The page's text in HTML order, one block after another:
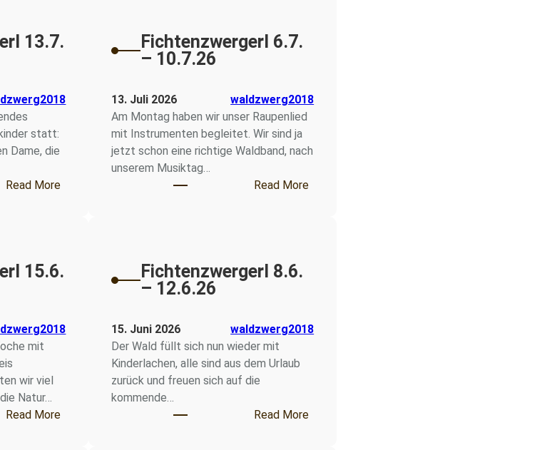
13.7.
statt:
Dame, die
Read More: Fichtenzwergerl 13.7. – 17.7.26
Fichtenzwergerl 6.7.
– 10.7.26
13. Juli 2026
waldzwerg2018
Am Montag haben wir unser Raupenlied
mit Instrumenten begleitet. Wir sind ja
jetzt schon eine richtige Waldband, nach
unserem Musiktag…
Read More: Fichtenzwergerl 6.7. – 10.7.26
15.6.
mit
wir viel
Natur…
Read More: Fichtenzwergerl 15.6. – 19.6.26
Fichtenzwergerl 8.6.
– 12.6.26
15. Juni 2026
waldzwerg2018
Der Wald füllt sich nun wieder mit
Kinderlachen, alle sind aus dem Urlaub
zurück und freuen sich auf die
kommende…
Read More: Fichtenzwergerl 8.6. – 12.6.26